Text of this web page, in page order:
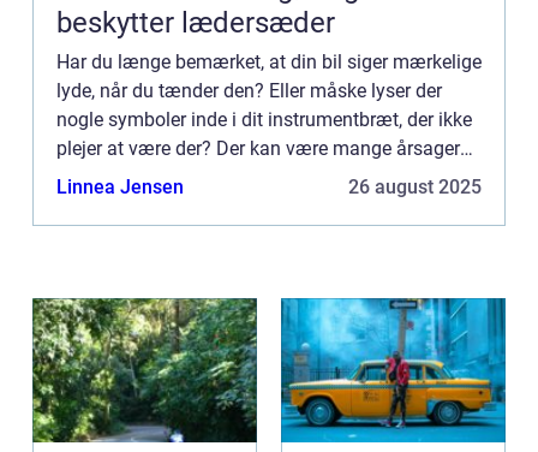
beskytter lædersæder
Har du længe bemærket, at din bil siger mærkelige
lyde, når du tænder den? Eller måske lyser der
nogle symboler inde i dit instrumentbræt, der ikke
plejer at være der? Der kan være mange årsager
til, at din bil udviser nogle mærkelige tegn, men
Linnea Jensen 26 august 2025